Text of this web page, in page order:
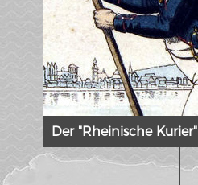
Der "Rheinische Kurier"